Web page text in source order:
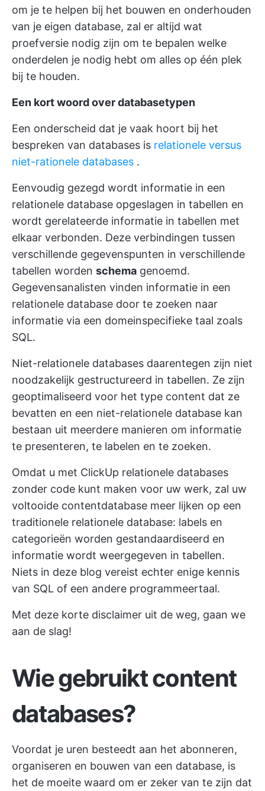
om je te helpen bij het bouwen en onderhouden
van je eigen database, zal er altijd wat
proefversie nodig zijn om te bepalen welke
onderdelen je nodig hebt om alles op één plek
bij te houden.
Een kort woord over databasetypen
Een onderscheid dat je vaak hoort bij het
bespreken van databases is relationele versus
niet-rationele databases .
Eenvoudig gezegd wordt informatie in een
relationele database opgeslagen in tabellen en
wordt gerelateerde informatie in tabellen met
elkaar verbonden. Deze verbindingen tussen
verschillende gegevenspunten in verschillende
tabellen worden schema genoemd.
Gegevensanalisten vinden informatie in een
relationele database door te zoeken naar
informatie via een domeinspecifieke taal zoals
SQL.
Niet-relationele databases daarentegen zijn niet
noodzakelijk gestructureerd in tabellen. Ze zijn
geoptimaliseerd voor het type content dat ze
bevatten en een niet-relationele database kan
bestaan uit meerdere manieren om informatie
te presenteren, te labelen en te zoeken.
Omdat u met ClickUp relationele databases
zonder code kunt maken voor uw werk, zal uw
voltooide contentdatabase meer lijken op een
traditionele relationele database: labels en
categorieën worden gestandaardiseerd en
informatie wordt weergegeven in tabellen.
Niets in deze blog vereist echter enige kennis
van SQL of een andere programmeertaal.
Met deze korte disclaimer uit de weg, gaan we
aan de slag!
Wie gebruikt content
databases?
Voordat je uren besteedt aan het abonneren,
organiseren en bouwen van een database, is
het de moeite waard om er zeker van te zijn dat